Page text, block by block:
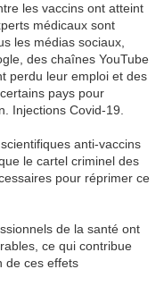
les vaccins ont atteint
médicaux sont
les médias sociaux,
des chaînes YouTube
perdu leur emploi et des
pays pour
Injections Covid-19.
anti-vaccins
le cartel criminel des
pour réprimer ce
de la santé ont
ce qui contribue
de ces effets